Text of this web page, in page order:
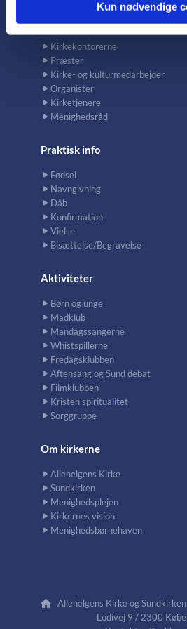
Kun nødvendige
Kontakt
Kirkekontorerne
Præster
Kirke- og kulturmedarbejder
Organister
Kirketjenere
Menighedsråd
Praktisk info
Fødsel
Navngivning
Dåb
Konfirmation
Vielse
Bisættelse/Begravelse
Aktiviteter
Børn og unge
Madklub
Mandagssangerne
Whistspillerne
Fredagsklubben
Aftensang og Sund debat
Filmklubben
Kristen spiritualitet
Sorggruppe
Om kirkerne
Allehelgens Kirke
Sundkirken
Menighedsplejen
Kirkernes vision
Menighedsbørnehaven
Allehelgens Kirke og
Lodivej 9 / 2300